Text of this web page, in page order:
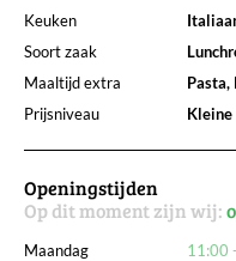
Keuken
Soort zaak
Maaltijd extra
Pasta,
Prijsniveau
Openingstijden
Op dit moment zijn wij:
Maandag 11:00